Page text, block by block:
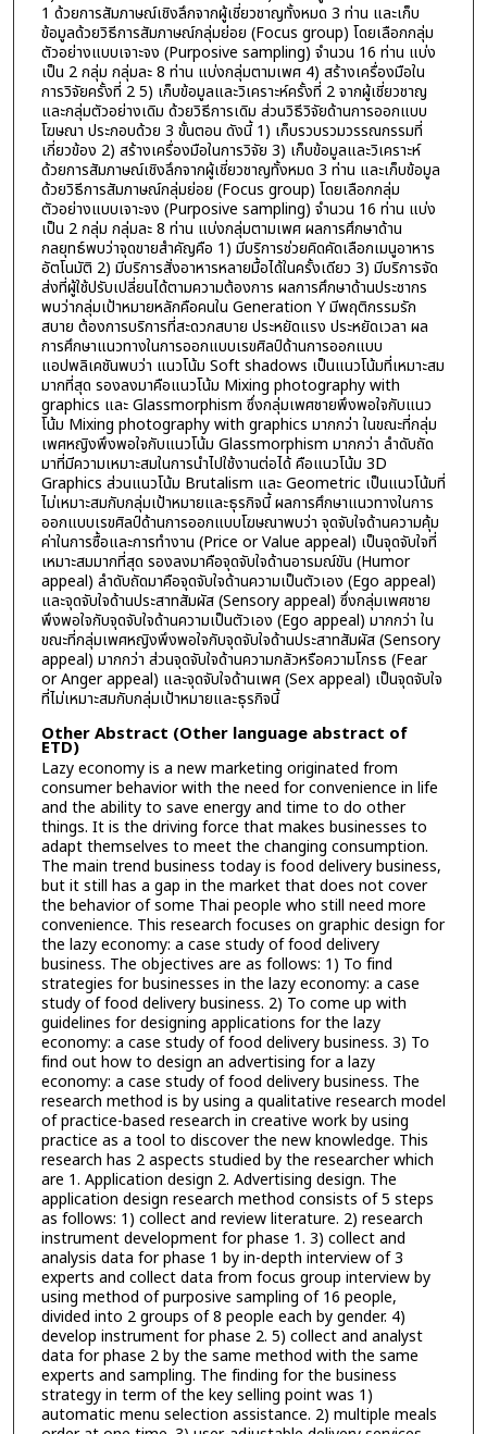
1 ด้วยการสัมภาษณ์เชิงลึกจากผู้เชี่ยวชาญทั้งหมด 3 ท่าน และเก็บ
ข้อมูลด้วยวิธีการสัมภาษณ์กลุ่มย่อย (Focus group) โดยเลือกกลุ่ม
ตัวอย่างแบบเจาะจง (Purposive sampling) จำนวน 16 ท่าน แบ่ง
เป็น 2 กลุ่ม กลุ่มละ 8 ท่าน แบ่งกลุ่มตามเพศ 4) สร้างเครื่องมือใน
การวิจัยครั้งที่ 2 5) เก็บข้อมูลและวิเคราะห์ครั้งที่ 2 จากผู้เชี่ยวชาญ
และกลุ่มตัวอย่างเดิม ด้วยวิธีการเดิม ส่วนวิธีวิจัยด้านการออกแบบ
โฆษณา ประกอบด้วย 3 ขั้นตอน ดังนี้ 1) เก็บรวบรวมวรรณกรรมที่
เกี่ยวข้อง 2) สร้างเครื่องมือในการวิจัย 3) เก็บข้อมูลและวิเคราะห์
ด้วยการสัมภาษณ์เชิงลึกจากผู้เชี่ยวชาญทั้งหมด 3 ท่าน และเก็บข้อมูล
ด้วยวิธีการสัมภาษณ์กลุ่มย่อย (Focus group) โดยเลือกกลุ่ม
ตัวอย่างแบบเจาะจง (Purposive sampling) จำนวน 16 ท่าน แบ่ง
เป็น 2 กลุ่ม กลุ่มละ 8 ท่าน แบ่งกลุ่มตามเพศ ผลการศึกษาด้าน
กลยุทธ์พบว่าจุดขายสำคัญคือ 1) มีบริการช่วยคิดคัดเลือกเมนูอาหาร
อัตโนมัติ 2) มีบริการสั่งอาหารหลายมื้อได้ในครั้งเดียว 3) มีบริการจัด
ส่งที่ผู้ใช้ปรับเปลี่ยนได้ตามความต้องการ ผลการศึกษาด้านประชากร
พบว่ากลุ่มเป้าหมายหลักคือคนใน Generation Y มีพฤติกรรมรัก
สบาย ต้องการบริการที่สะดวกสบาย ประหยัดแรง ประหยัดเวลา ผล
การศึกษาแนวทางในการออกแบบเรขศิลป์ด้านการออกแบบ
แอปพลิเคชันพบว่า แนวโน้ม Soft shadows เป็นแนวโน้มที่เหมาะสม
มากที่สุด รองลงมาคือแนวโน้ม Mixing photography with
graphics และ Glassmorphism ซึ่งกลุ่มเพศชายพึงพอใจกับแนว
โน้ม Mixing photography with graphics มากกว่า ในขณะที่กลุ่ม
เพศหญิงพึงพอใจกับแนวโน้ม Glassmorphism มากกว่า ลำดับถัด
มาที่มีความเหมาะสมในการนำไปใช้งานต่อได้ คือแนวโน้ม 3D
Graphics ส่วนแนวโน้ม Brutalism และ Geometric เป็นแนวโน้มที่
ไม่เหมาะสมกับกลุ่มเป้าหมายและธุรกิจนี้ ผลการศึกษาแนวทางในการ
ออกแบบเรขศิลป์ด้านการออกแบบโฆษณาพบว่า จุดจับใจด้านความคุ้ม
ค่าในการซื้อและการทำงาน (Price or Value appeal) เป็นจุดจับใจที่
เหมาะสมมากที่สุด รองลงมาคือจุดจับใจด้านอารมณ์ขัน (Humor
appeal) ลำดับถัดมาคือจุดจับใจด้านความเป็นตัวเอง (Ego appeal)
และจุดจับใจด้านประสาทสัมผัส (Sensory appeal) ซึ่งกลุ่มเพศชาย
พึงพอใจกับจุดจับใจด้านความเป็นตัวเอง (Ego appeal) มากกว่า ใน
ขณะที่กลุ่มเพศหญิงพึงพอใจกับจุดจับใจด้านประสาทสัมผัส (Sensory
appeal) มากกว่า ส่วนจุดจับใจด้านความกลัวหรือความโกรธ (Fear
or Anger appeal) และจุดจับใจด้านเพศ (Sex appeal) เป็นจุดจับใจ
ที่ไม่เหมาะสมกับกลุ่มเป้าหมายและธุรกิจนี้
Other Abstract (Other language abstract of
ETD)
Lazy economy is a new marketing originated from
consumer behavior with the need for convenience in life
and the ability to save energy and time to do other
things. It is the driving force that makes businesses to
adapt themselves to meet the changing consumption.
The main trend business today is food delivery business,
but it still has a gap in the market that does not cover
the behavior of some Thai people who still need more
convenience. This research focuses on graphic design for
the lazy economy: a case study of food delivery
business. The objectives are as follows: 1) To find
strategies for businesses in the lazy economy: a case
study of food delivery business. 2) To come up with
guidelines for designing applications for the lazy
economy: a case study of food delivery business. 3) To
find out how to design an advertising for a lazy
economy: a case study of food delivery business. The
research method is by using a qualitative research model
of practice-based research in creative work by using
practice as a tool to discover the new knowledge. This
research has 2 aspects studied by the researcher which
are 1. Application design 2. Advertising design. The
application design research method consists of 5 steps
as follows: 1) collect and review literature. 2) research
instrument development for phase 1. 3) collect and
analysis data for phase 1 by in-depth interview of 3
experts and collect data from focus group interview by
using method of purposive sampling of 16 people,
divided into 2 groups of 8 people each by gender. 4)
develop instrument for phase 2. 5) collect and analyst
data for phase 2 by the same method with the same
experts and sampling. The finding for the business
strategy in term of the key selling point was 1)
automatic menu selection assistance. 2) multiple meals